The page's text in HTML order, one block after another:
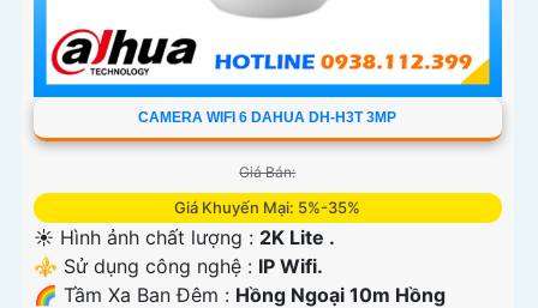
CAMERA WIFI 6 DAHUA DH-H3T 3MP
Giá Bán:
Giá Khuyến Mại: 5%-35%
☀️ Hình ảnh chất lượng : 2K Lite .
⚜️ Sử dụng công nghệ : IP Wifi.
🌈 Tầm Xa Ban Đêm : Hồng Ngoại 10m Hồng